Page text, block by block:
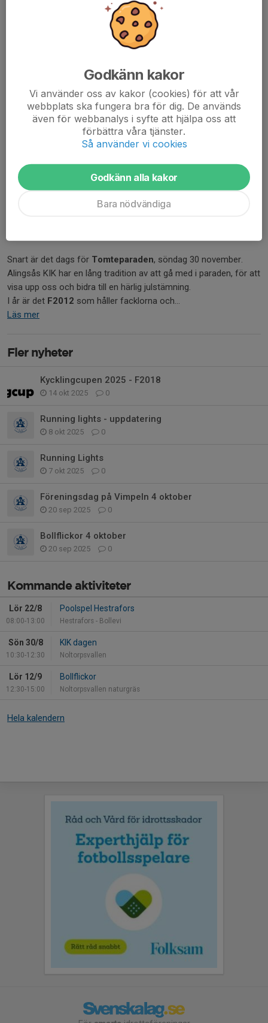
Avslutning & föräldramatch
0 kommentarer
På söndag är det avslutning och den årliga föräldramatchen! Vi
hoppas att så många som möjligt kan delta, vi vet att tjejerna är
laddade i all fall!
Vi kommer att bjuda på fika och vi hoppas att ni kommer bjuda
Snart är det dags för Tomteparaden, söndag 30 november.
Alingsås KIK har en lång tradition av att gå med i paraden, för att
visa upp oss och bidra till en härlig julstämning.
I år är det F2012 som håller facklorna och...
Läs mer
Fler nyheter
Kycklingcupen 2025 - F2018
14 okt 2025 0
Running lights - uppdatering
8 okt 2025 0
Running Lights
7 okt 2025 0
Föreningsdag på Vimpeln 4 oktober
20 sep 2025 0
Bollflickor 4 oktober
20 sep 2025 0
Kommande aktiviteter
Lör 22/8
08:00-13:00
Poolspel Hestrafors
Hestrafors - Bollevi
Sön 30/8
10:30-12:30
KIK dagen
Noltorpsvallen
Lör 12/9
12:30-15:00
Bollflickor
Noltorpsvallen naturgräs
Hela kalendern
Godkänn kakor
Vi använder oss av kakor (cookies) för att vår
webbplats ska fungera bra för dig. De används
även för webbanalys i syfte att hjälpa oss att
förbättra våra tjänster.
Så använder vi cookies
Godkänn alla kakor
Bara nödvändiga